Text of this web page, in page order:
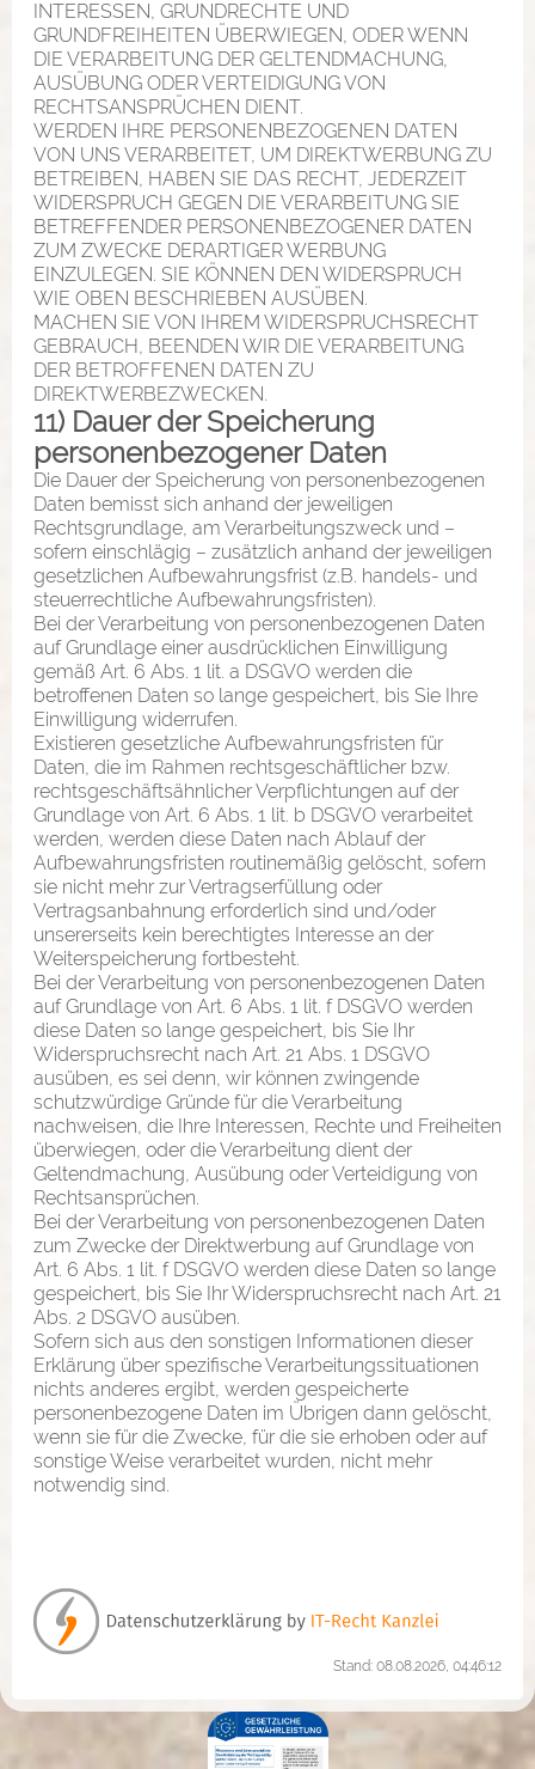
INTERESSEN, GRUNDRECHTE UND
GRUNDFREIHEITEN ÜBERWIEGEN, ODER WENN
DIE VERARBEITUNG DER GELTENDMACHUNG,
AUSÜBUNG ODER VERTEIDIGUNG VON
RECHTSANSPRÜCHEN DIENT.
WERDEN IHRE PERSONENBEZOGENEN DATEN
VON UNS VERARBEITET, UM DIREKTWERBUNG ZU
BETREIBEN, HABEN SIE DAS RECHT, JEDERZEIT
WIDERSPRUCH GEGEN DIE VERARBEITUNG SIE
BETREFFENDER PERSONENBEZOGENER DATEN
ZUM ZWECKE DERARTIGER WERBUNG
EINZULEGEN. SIE KÖNNEN DEN WIDERSPRUCH
WIE OBEN BESCHRIEBEN AUSÜBEN.
MACHEN SIE VON IHREM WIDERSPRUCHSRECHT
GEBRAUCH, BEENDEN WIR DIE VERARBEITUNG
DER BETROFFENEN DATEN ZU
DIREKTWERBEZWECKEN.
11) Dauer der Speicherung
personenbezogener Daten
Die Dauer der Speicherung von personenbezogenen
Daten bemisst sich anhand der jeweiligen
Rechtsgrundlage, am Verarbeitungszweck und –
sofern einschlägig – zusätzlich anhand der jeweiligen
gesetzlichen Aufbewahrungsfrist (z.B. handels- und
steuerrechtliche Aufbewahrungsfristen).
Bei der Verarbeitung von personenbezogenen Daten
auf Grundlage einer ausdrücklichen Einwilligung
gemäß Art. 6 Abs. 1 lit. a DSGVO werden die
betroffenen Daten so lange gespeichert, bis Sie Ihre
Einwilligung widerrufen.
Existieren gesetzliche Aufbewahrungsfristen für
Daten, die im Rahmen rechtsgeschäftlicher bzw.
rechtsgeschäftsähnlicher Verpflichtungen auf der
Grundlage von Art. 6 Abs. 1 lit. b DSGVO verarbeitet
werden, werden diese Daten nach Ablauf der
Aufbewahrungsfristen routinemäßig gelöscht, sofern
sie nicht mehr zur Vertragserfüllung oder
Vertragsanbahnung erforderlich sind und/oder
unsererseits kein berechtigtes Interesse an der
Weiterspeicherung fortbesteht.
Bei der Verarbeitung von personenbezogenen Daten
auf Grundlage von Art. 6 Abs. 1 lit. f DSGVO werden
diese Daten so lange gespeichert, bis Sie Ihr
Widerspruchsrecht nach Art. 21 Abs. 1 DSGVO
ausüben, es sei denn, wir können zwingende
schutzwürdige Gründe für die Verarbeitung
nachweisen, die Ihre Interessen, Rechte und Freiheiten
überwiegen, oder die Verarbeitung dient der
Geltendmachung, Ausübung oder Verteidigung von
Rechtsansprüchen.
Bei der Verarbeitung von personenbezogenen Daten
zum Zwecke der Direktwerbung auf Grundlage von
Art. 6 Abs. 1 lit. f DSGVO werden diese Daten so lange
gespeichert, bis Sie Ihr Widerspruchsrecht nach Art. 21
Abs. 2 DSGVO ausüben.
Sofern sich aus den sonstigen Informationen dieser
Erklärung über spezifische Verarbeitungssituationen
nichts anderes ergibt, werden gespeicherte
personenbezogene Daten im Übrigen dann gelöscht,
wenn sie für die Zwecke, für die sie erhoben oder auf
sonstige Weise verarbeitet wurden, nicht mehr
notwendig sind.
Stand: 08.08.2026, 04:46:12